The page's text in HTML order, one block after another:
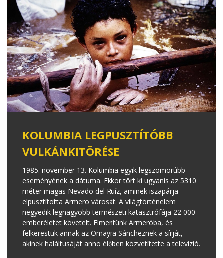
KOLUMBIA LEGPUSZTÍTÓBB
VULKÁNKITÖRÉSE
1985. november 13. Kolumbia egyik legszomorúbb
eseményének a dátuma. Ekkor tört ki ugyanis az 5310
méter magas Nevado del Ruíz, aminek iszapárja
elpusztította Armero városát. A világtörténelem
negyedik legnagyobb természeti katasztrófája 22 000
emberéletet követelt. Elmentünk Armeróba, és
felkerestük annak az Omayra Sáncheznek a sírját,
akinek haláltusáját anno élőben közvetítette a televízió.